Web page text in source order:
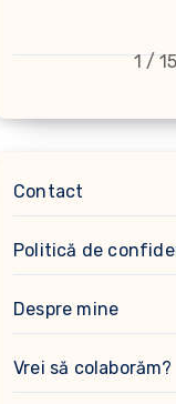
1 / 15
Contact
Politică de
Despre mine
Vrei să colaborăm?